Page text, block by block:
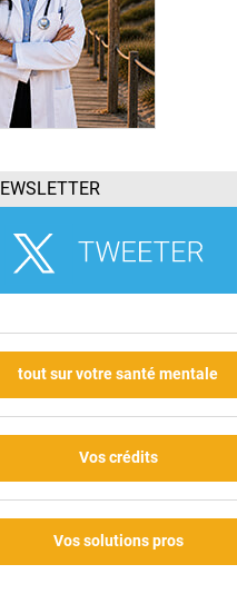
tout sur votre santé mentale
Vos crédits
Vos solutions pros